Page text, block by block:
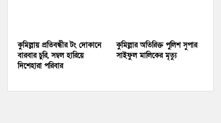
কুমিল্লায় প্রতিবন্ধীর টং দোকানে
বারবার চুরি, সম্বল হারিয়ে
দিশেহারা পরিবার
কুমিল্লার অতিরিক্ত পুলিশ সুপার
সাইফুল মালিকের মৃত্যু